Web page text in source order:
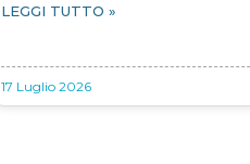
LEGGI TUTTO »
17 Luglio 2026